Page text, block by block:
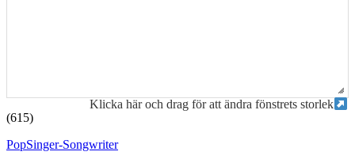
Klicka här och drag för att ändra fönstrets storlek
(615)
PopSinger-Songwriter